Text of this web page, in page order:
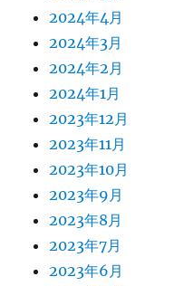
2024年4月
2024年3月
2024年2月
2024年1月
2023年12月
2023年11月
2023年10月
2023年9月
2023年8月
2023年7月
2023年6月